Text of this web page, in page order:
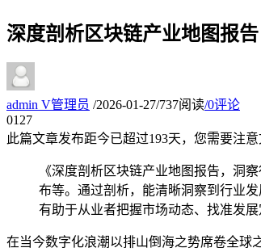
深度剖析区块链产业地图报
admin V管理员 /2026-01-27/737阅读/0评论
01 27
此篇文章发布距今已超过193天，您需要注意
《深度剖析区块链产业地图报告，洞
布等。通过剖析，能清晰洞察到行业
有助于从业者把握市场动态、找准发
在当今数字化浪潮以排山倒海之势席卷全球